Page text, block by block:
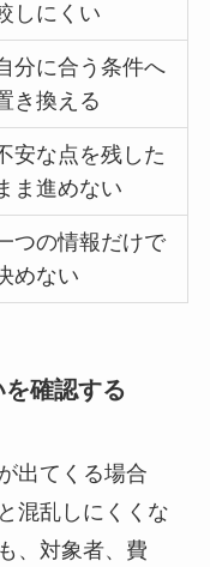
しにくい
分に合う条件へ
き換える
安な点を残した
ま進めない
つの情報だけで
めない
確認する
出てくる場合
混乱しにくくな
、対象者、費